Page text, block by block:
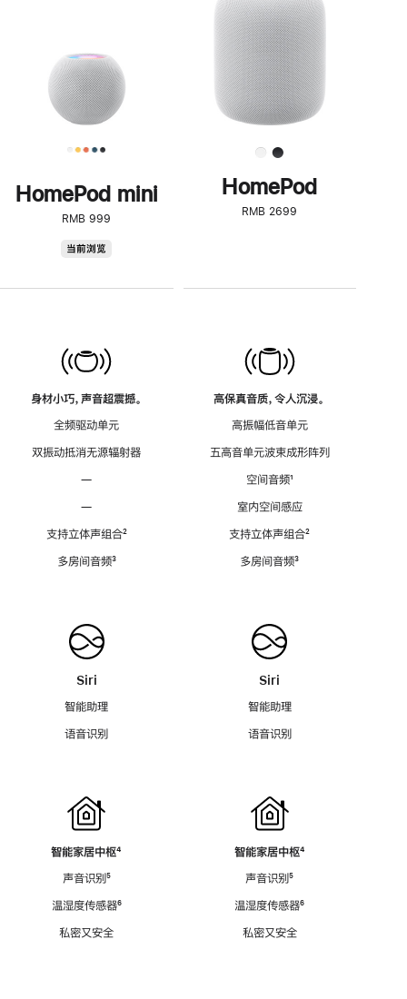
HomePod mini
RMB 999
当前浏览
身材小巧，声音超震撼。
全频驱动单元
双振动抵消无源辐射器
—
—
支持立体声组合脚
²
多房间音频脚
³
Siri
智能助理
语音识别
智能家居中枢脚
⁴
声音识别脚
⁵
温湿度传感器脚
⁶
私密又安全
了
解
HomePod<
HomePod
RMB 2699
高保真音质，令人沉浸。
高振幅低音单元
五高音单元波束成形阵列
空间音频脚
¹
室内空间感应
支持立体声组合脚
²
多房间音频脚
³
Siri
智能助理
语音识别
智能家居中枢脚
⁴
声音识别脚
⁵
温湿度传感器脚
⁶
私密又安全